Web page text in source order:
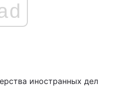
иностранных дел